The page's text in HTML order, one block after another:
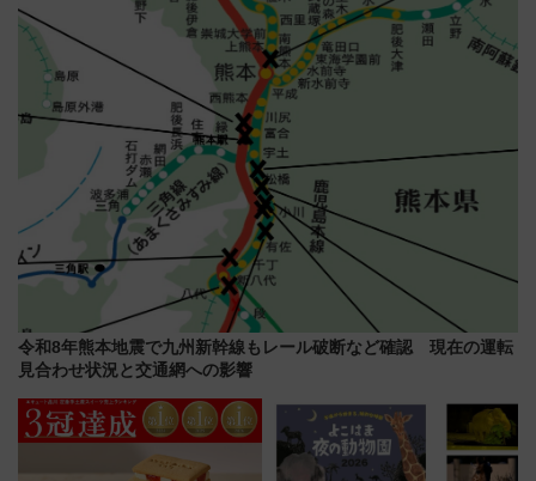
地のふらっと立ち食いそば』
7/27夜10時～放送
令和8年熊本地震で九州新幹線もレール破断など確認 現在の運転
見合わせ状況と交通網への影響